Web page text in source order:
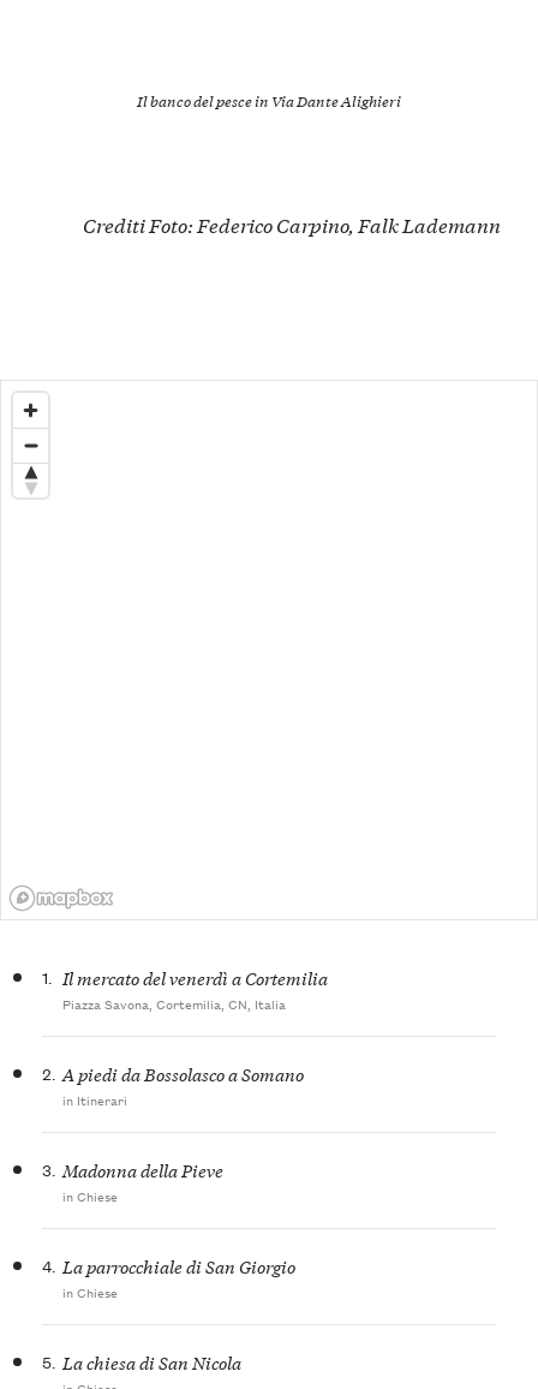
Il banco del pesce in Via Dante Alighieri
Crediti Foto: Federico Carpino, Falk Lademann
1. Il mercato del venerdì a Cortemilia
Piazza Savona, Cortemilia, CN, Italia
2. A piedi da Bossolasco a Somano
in Itinerari
3. Madonna della Pieve
in Chiese
4. La parrocchiale di San Giorgio
in Chiese
5. La chiesa di San Nicola